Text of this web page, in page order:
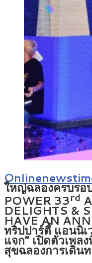
ใหญ่ฉลองครบรอ
POWER 33rd
DELIGHTS &
HAVE AN
ทริปปาร์ตี้ แอนนิ
แจก” เปิดตัวเพล
สุขฉลองการเดิน